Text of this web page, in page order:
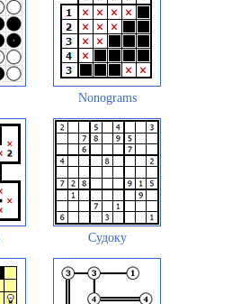
Nonograms
Судоку